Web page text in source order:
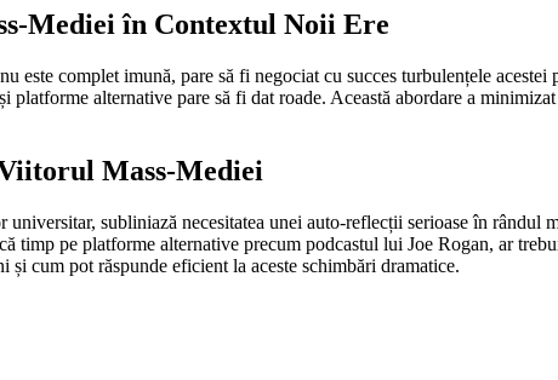
Mediei în Contextul Noii Ere
complet imună, pare să fi negociat cu succes turbulențele
platforme alternative pare să fi dat roade. Această abordare a
Mass-Mediei
subliniază necesitatea unei auto-reflecții serioase în rândul
timp pe platforme alternative precum podcastul lui Joe Rogan, ar
și cum pot răspunde eficient la aceste schimbări dramatice.